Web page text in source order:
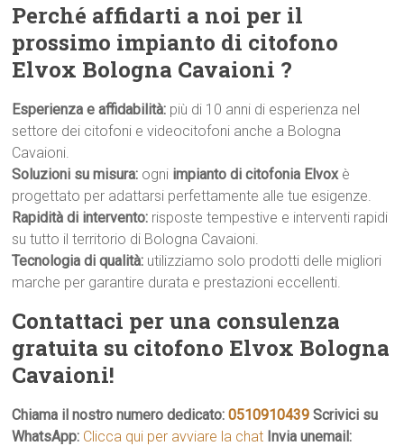
Perché affidarti a noi per il
prossimo impianto di citofono
Elvox Bologna Cavaioni ?
Esperienza e affidabilità: più di 10 anni di esperienza nel
settore dei citofoni e videocitofoni anche a Bologna
Cavaioni.
Soluzioni su misura: ogni impianto di citofonia Elvoxè
progettato per adattarsi perfettamente alle tue esigenze.
Rapidità di intervento: risposte tempestive e interventi rapidi
su tutto il territorio di Bologna Cavaioni.
Tecnologia di qualità: utilizziamo solo prodotti delle migliori
marche per garantire durata e prestazioni eccellenti.
Contattaci per una consulenza
gratuita su citofono Elvox Bologna
Cavaioni!
Chiama il nostro numero dedicato:0510910439 Scrivici su
WhatsApp: Clicca qui per avviare la chat Invia unemail: